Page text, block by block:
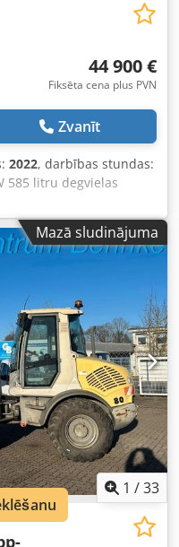
44 900 €
Fiksēta cena plus PVN
Zvanīt
2022, darbības stundas:
585 litru degvielas
darba stundas,
63-32-16A + DS
strāvu, tips B.
Mazā sludinājuma
1 /33